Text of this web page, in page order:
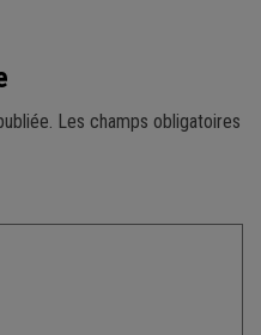
Les champs obligatoires